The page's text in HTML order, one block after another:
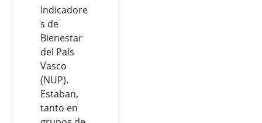
Indicadore
s de
Bienestar
del País
Vasco
(NUP).
Estaban,
tanto en